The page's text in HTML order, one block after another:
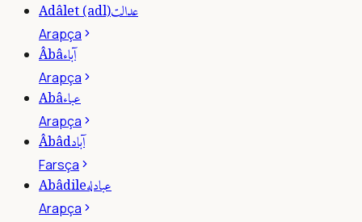
Adâlet (adl)عدالت
Arapça
Âbâآباء
Arapça
Abâعباء
Arapça
Âbâdآباد
Farsça
Abâdileعبادله
Arapça